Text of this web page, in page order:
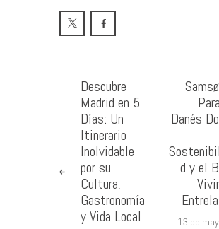
Descubre
Madrid en 5
Días: Un
Itinerario
Inolvidable
por su
Cultura,
Gastronomía
y Vida Local
Danés
d y el
13 de